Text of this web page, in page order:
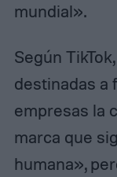
mundial».
Según
destinadas a
empresas la
marca que
humana»,